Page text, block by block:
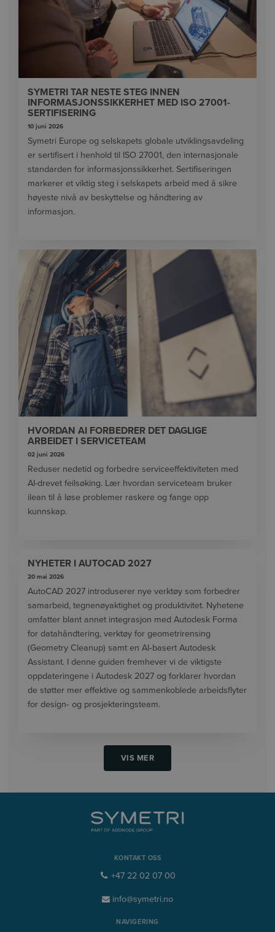
SYMETRI TAR NESTE STEG INNEN
INFORMASJONSSIKKERHET MED ISO 27001-
SERTIFISERING
10 juni 2026
Symetri Europe og selskapets globale utviklingsavdeling
er sertifisert i henhold til ISO 27001, den internasjonale
standarden for informasjonssikkerhet. Sertifiseringen
markerer et viktig steg i selskapets arbeid med å sikre
høyeste nivå av beskyttelse og håndtering av
informasjon.
HVORDAN AI FORBEDRER DET DAGLIGE
ARBEIDET I SERVICETEAM
02 juni 2026
Reduser nedetid og forbedre serviceeffektiviteten med
AI-drevet feilsøking. Lær hvordan serviceteam bruker
ilean til å løse problemer raskere og fange opp
kunnskap.
NYHETER I AUTOCAD 2027
20 mai 2026
AutoCAD 2027 introduserer nye verktøy som forbedrer
samarbeid, tegnenøyaktighet og produktivitet. Nyhetene
omfatter blant annet integrasjon med Autodesk Forma
for datahåndtering, verktøy for geometrirensing
(Geometry Cleanup) samt en AI‑basert Autodesk
Assistant. I denne guiden fremhever vi de viktigste
oppdateringene i Autodesk 2027 og forklarer hvordan
de støtter mer effektive og sammenkoblede arbeidsflyter
for design‑ og prosjekteringsteam.
VIS MER
KONTAKT OSS
+47 22 02 07 00
info@symetri.no
NAVIGERING